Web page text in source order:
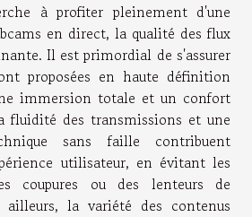
à profiter pleinement d'une
en direct, la qualité des flux
Il est primordial de s'assurer
proposées en haute définition
immersion totale et un confort
fluidité des transmissions et une
sans faille contribuent
utilisateur, en évitant les
coupures ou des lenteurs de
ailleurs, la variété des contenus